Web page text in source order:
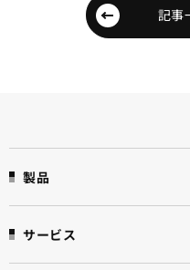
記事
製品
サービス